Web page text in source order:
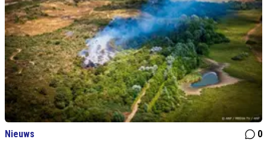
Nieuws
0